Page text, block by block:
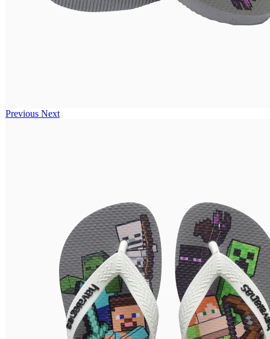
Previous Next